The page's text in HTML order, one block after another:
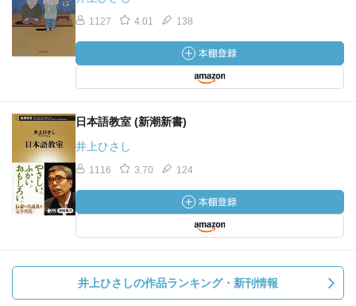
1127 4.01 138
日本語教室 (新潮新書)
井上ひさし
1116 3.70 124
井上ひさしの作品ランキング・新刊情報